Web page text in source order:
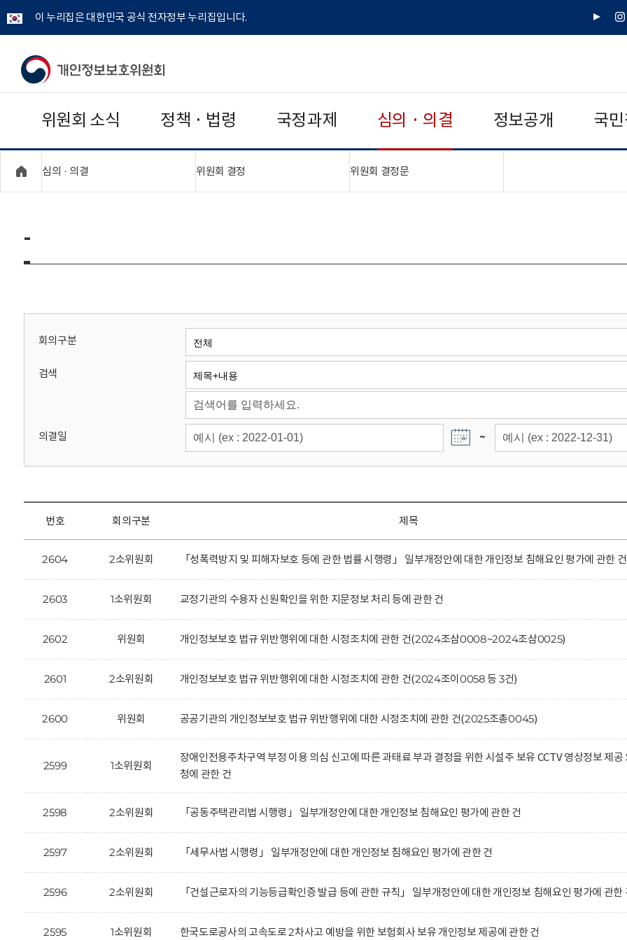
이 누리집은 대한민국 공식 전자정부 누리집입니다.
유
인
개
보
보
위
회
위원회 소식 정책 · 법령 국정과제 심의 · 의결 정보공개 국
심의 · 의결 위원회 결정 위원회 결정문"접기,펼치기"
-
회의구분
검색
의결일 ~
번호 회의구분 제목
2604 2소위원회 「성폭력방지 및 피해자보호 등에 관한 법률 시행령」 일부개정안에 대한 개인정보 침해요인 평가에 관한 건
2603 1소위원회 교정기관의 수용자 신원확인을 위한 지문정보 처리 등에 관한 건
2602 위원회 개인정보보호 법규 위반행위에 대한 시정조치에 관한 건(2024조삼0008~2024조삼0025)
2601 2소위원회 개인정보보호 법규 위반행위에 대한 시정조치에 관한 건(2024조이0058 등 3건)
2600 위원회 공공기관의 개인정보보호 법규 위반행위에 대한 시정조치에 관한 건(2025조총0045)
2599 1소위원회
장애인전용주차구역 부정 이용 의심 신고에 따른 과태료 부과 결정을 위한 시설주 보유 CCTV 영상정보 제공
청에 관한 건
2598 2소위원회 「공동주택관리법 시행령」 일부개정안에 대한 개인정보 침해요인 평가에 관한 건
2597 2소위원회 「세무사법 시행령」 일부개정안에 대한 개인정보 침해요인 평가에 관한 건
2596 2소위원회 「건설근로자의 기능등급확인증 발급 등에 관한 규칙」 일부개정안에 대한 개인정보 침해요인 평가에 관한
2595 1소위원회 한국도로공사의 고속도로 2차사고 예방을 위한 보험회사 보유 개인정보 제공에 관한 건